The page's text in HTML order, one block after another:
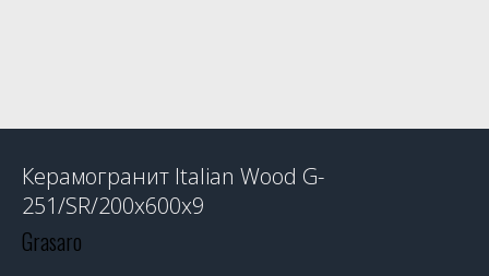
Керамогранит Italian Wood G-
251/SR/200х600х9
Grasaro